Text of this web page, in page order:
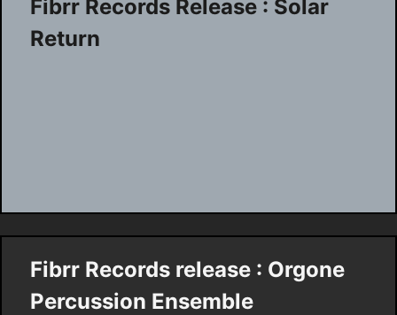
Fibrr Records Release : Solar
Return
Fibrr Records release : Orgone
Percussion Ensemble